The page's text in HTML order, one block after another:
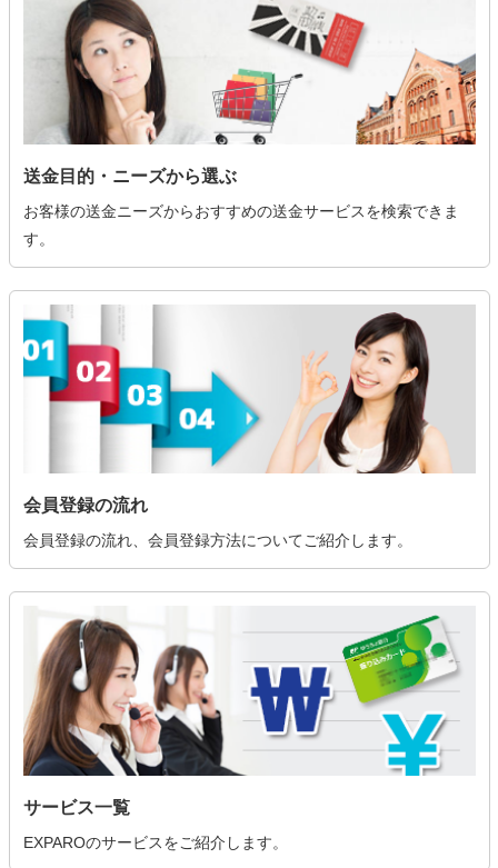
送金目的・ニーズから選ぶ
お客様の送金ニーズからおすすめの送金サービスを検索できま
す。
会員登録の流れ
会員登録の流れ、会員登録方法についてご紹介します。
サービス一覧
EXPAROのサービスをご紹介します。